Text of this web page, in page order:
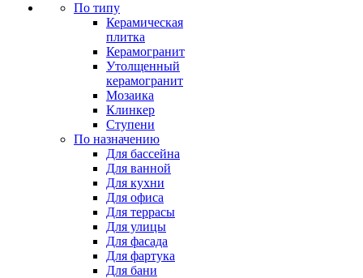
По типу
Керамическая
плитка
Керамогранит
Утолщенный
керамогранит
Мозаика
Клинкер
Ступени
По назначению
Для бассейна
Для ванной
Для кухни
Для офиса
Для террасы
Для улицы
Для фасада
Для фартука
Для бани